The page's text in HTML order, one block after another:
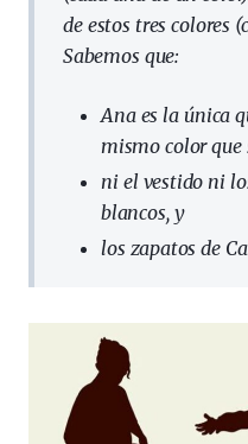
de estos tres colores
Sabemos que:
Ana es la única
mismo color que
ni el vestido ni
blancos, y
los zapatos de